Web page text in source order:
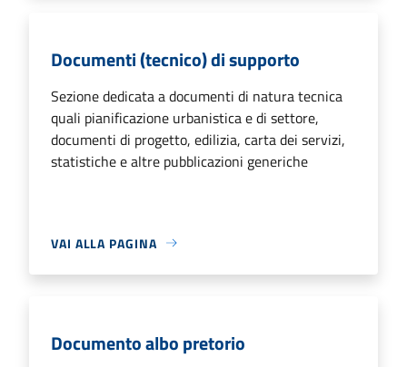
Documenti (tecnico) di supporto
Sezione dedicata a documenti di natura tecnica
quali pianificazione urbanistica e di settore,
documenti di progetto, edilizia, carta dei servizi,
statistiche e altre pubblicazioni generiche
VAI ALLA PAGINA
Documento albo pretorio